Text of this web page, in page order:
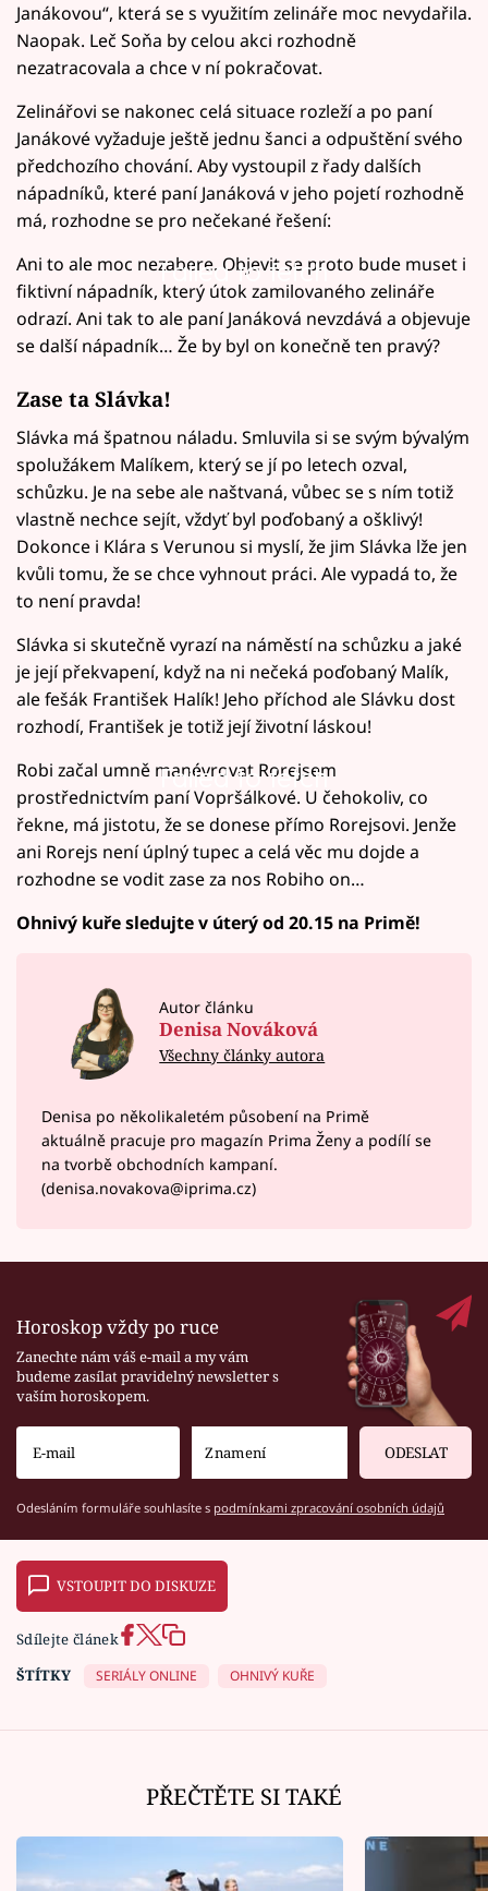
Janákovou“, která se s využitím zelináře moc nevydařila.
Naopak. Leč Soňa by celou akci rozhodně
nezatracovala a chce v ní pokračovat.
Zelinářovi se nakonec celá situace rozleží a po paní
Janákové vyžaduje ještě jednu šanci a odpuštění svého
předchozího chování. Aby vystoupil z řady dalších
nápadníků, které paní Janáková v jeho pojetí rozhodně
má, rozhodne se pro nečekané řešení:
Failed to fetch
Ani to ale moc nezabere. Objevit se proto bude muset i
fiktivní nápadník, který útok zamilovaného zelináře
odrazí. Ani tak to ale paní Janáková nevzdává a objevuje
se další nápadník… Že by byl on konečně ten pravý?
Zase ta Slávka!
Slávka má špatnou náladu. Smluvila si se svým bývalým
spolužákem Malíkem, který se jí po letech ozval,
schůzku. Je na sebe ale naštvaná, vůbec se s ním totiž
vlastně nechce sejít, vždyť byl poďobaný a ošklivý!
Dokonce i Klára s Verunou si myslí, že jim Slávka lže jen
kvůli tomu, že se chce vyhnout práci. Ale vypadá to, že
to není pravda!
Slávka si skutečně vyrazí na náměstí na schůzku a jaké
je její překvapení, když na ni nečeká poďobaný Malík,
ale fešák František Halík! Jeho příchod ale Slávku dost
rozhodí, František je totiž její životní láskou!
Failed to fetch
Robi začal umně manévrovat Rorejsem
prostřednictvím paní Vopršálkové. U čehokoliv, co
řekne, má jistotu, že se donese přímo Rorejsovi. Jenže
ani Rorejs není úplný tupec a celá věc mu dojde a
rozhodne se vodit zase za nos Robiho on…
Ohnivý kuře sledujte v úterý od 20.15 na Primě!
Autor článku
Denisa Nováková
Všechny články autora
Denisa po několikaletém působení na Primě
aktuálně pracuje pro magazín Prima Ženy a podílí se
na tvorbě obchodních kampaní.
(denisa.novakova@iprima.cz)
Horoskop vždy po ruce
Zanechte nám váš e-mail a my vám
budeme zasílat pravidelný newsletter s
vaším horoskopem.
ODESLAT
Odesláním formuláře souhlasíte s podmínkami zpracování osobních údajů
VSTOUPIT DO DISKUZE
Sdílejte článek
ŠTÍTKY
SERIÁLY ONLINE OHNIVÝ KUŘE
PŘEČTĚTE SI TAKÉ